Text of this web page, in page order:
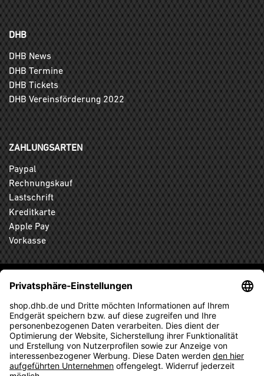
DHB
DHB News
DHB Termine
DHB Tickets
DHB Vereinsförderung 2022
ZAHLUNGSARTEN
Paypal
Rechnungskauf
Lastschrift
Kreditkarte
Apple Pay
Vorkasse
ABONNIEREN SIE DEN KOSTENLOSEN DHB-FANSHOP
NEWSLETTER UND VERPASSEN SIE KEINE NEUIGKEIT ODER
AKTION MEHR.
ANMELDEN